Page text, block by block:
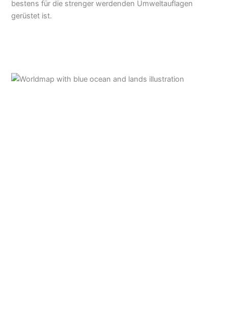
bestens für die strenger werdenden Umweltauflagen
gerüstet ist.